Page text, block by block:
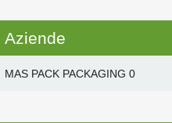
Aziende
MAS PACK PACKAGING 0